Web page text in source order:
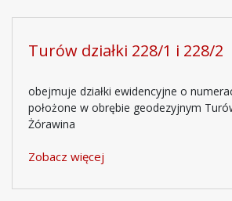
Turów działki 228/1 i 228/2
obejmuje działki ewidencyjne o
położone w obrębie geodezyjnym
Żórawina
Zobacz więcej